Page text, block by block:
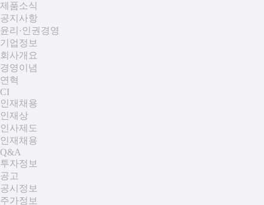
제품소식
공지사항
윤리·인권경영
기업정보
회사개요
경영이념
연혁
CI
인재채용
인재상
인사제도
인재채용
Q&A
투자정보
공고
공시정보
주가정보